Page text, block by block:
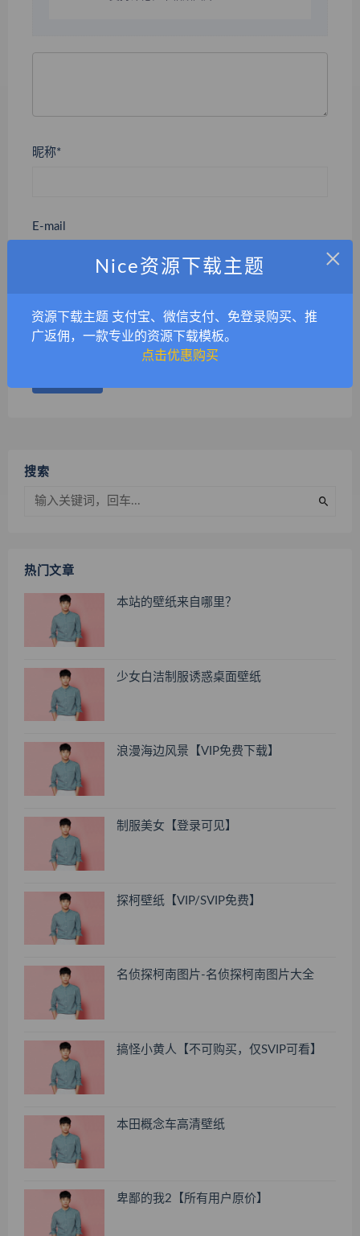
昵称*
E-mail
搜索
热门文章
本站的壁纸来自哪里？
少女白洁制服诱惑桌面壁纸
浪漫海边风景【VIP免费下载】
制服美女【登录可见】
探柯壁纸【VIP/SVIP免费】
名侦探柯南图片-名侦探柯南图片大全
搞怪小黄人【不可购买，仅SVIP可看】
本田概念车高清壁纸
卑鄙的我2【所有用户原价】
×
Nice资源下载主题
资源下载主题 支付宝、微信支付、免登录购买、推
广返佣，一款专业的资源下载模板。
点击优惠购买